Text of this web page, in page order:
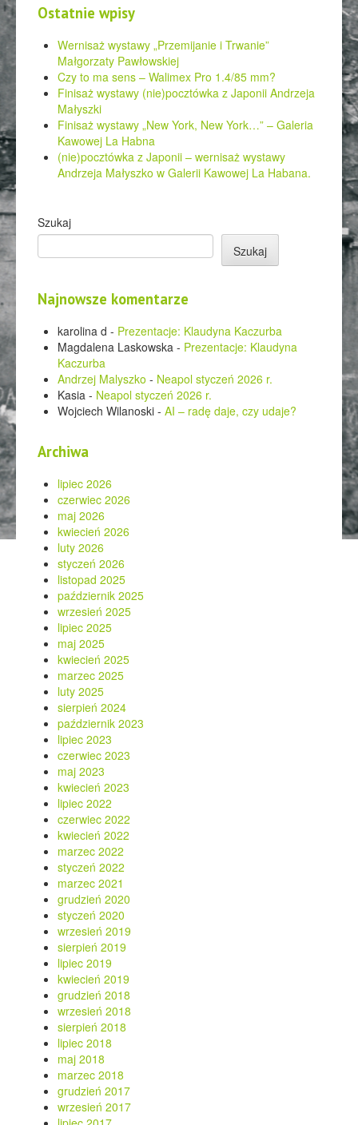
Ostatnie wpisy
Wernisaż wystawy „Przemijanie i Trwanie”
Małgorzaty Pawłowskiej
Czy to ma sens – Walimex Pro 1.4/85 mm?
Finisaż wystawy (nie)pocztówka z Japonii Andrzeja
Małyszki
Finisaż wystawy „New York, New York…” – Galeria
Kawowej La Habna
(nie)pocztówka z Japonii – wernisaż wystawy
Andrzeja Małyszko w Galerii Kawowej La Habana.
Szukaj
Szukaj
Najnowsze komentarze
karolina d - Prezentacje: Klaudyna Kaczurba
Magdalena Laskowska - Prezentacje: Klaudyna
Kaczurba
Andrzej Malyszko - Neapol styczeń 2026 r.
Kasia - Neapol styczeń 2026 r.
Wojciech Wilanoski -AI – radę daje, czy udaje?
Archiwa
lipiec 2026
czerwiec 2026
maj 2026
kwiecień 2026
luty 2026
styczeń 2026
listopad 2025
październik 2025
wrzesień 2025
lipiec 2025
maj 2025
kwiecień 2025
marzec 2025
luty 2025
sierpień 2024
październik 2023
lipiec 2023
czerwiec 2023
maj 2023
kwiecień 2023
lipiec 2022
czerwiec 2022
kwiecień 2022
marzec 2022
styczeń 2022
marzec 2021
grudzień 2020
styczeń 2020
wrzesień 2019
sierpień 2019
lipiec 2019
kwiecień 2019
grudzień 2018
wrzesień 2018
sierpień 2018
lipiec 2018
maj 2018
marzec 2018
grudzień 2017
wrzesień 2017